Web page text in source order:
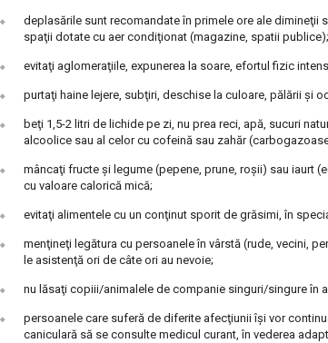
deplasările sunt recomandate în primele ore ale dimineţii
spaţii dotate cu aer condiţionat (magazine, spatii publice);
evitaţi aglomeraţiile, expunerea la soare, efortul fizic
purtaţi haine lejere, subţiri, deschise la culoare, pălării şi
beţi 1,5-2 litri de lichide pe zi, nu prea reci, apă, sucuri
alcoolice sau al celor cu cofeină sau zahăr
mâncaţi fructe şi legume (pepene, prune, roşii) sau iaurt
cu valoare calorică mică;
evitaţi alimentele cu un conţinut sporit de grăsimi, în
menţineţi legătura cu persoanele în vârstă (rude, vecini,
le asistenţă ori de câte ori au nevoie;
nu lăsaţi copiii/animalele de companie singuri/singure în
persoanele care suferă de diferite afecţiunii îşi vor
caniculară să se consulte medicul curant, în vederea